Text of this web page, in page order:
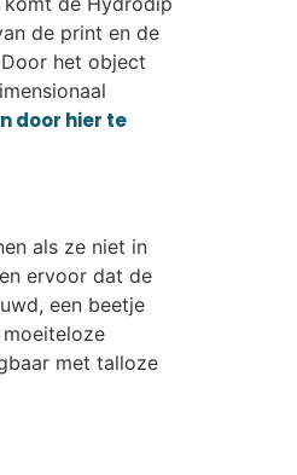
de print en de
het object
door hier te
als ze niet in
ervoor dat de
een beetje
met talloze